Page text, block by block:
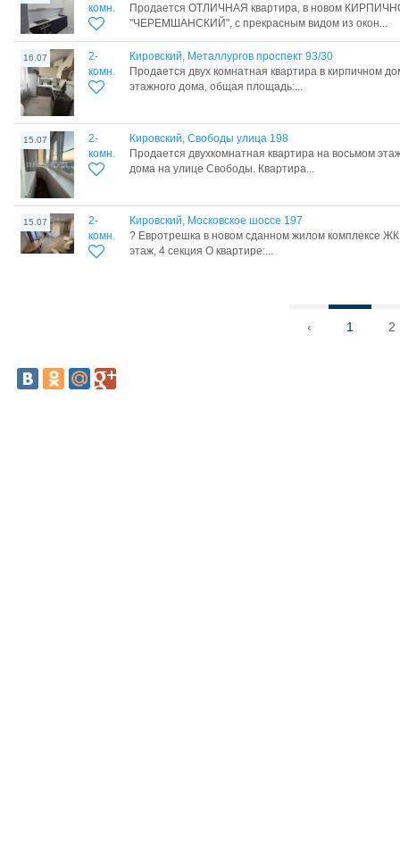
комн.
Продается ОТЛИЧНАЯ квартира, в новом
"ЧЕРЕМШАНСКИЙ", с прекрасным видом из окон...
16.07
2-
комн.
Кировский, Металлургов проспект 93/30
Продается двух комнатная квартира в кирпичном
этажного дома, общая площадь:...
15.07
2-
комн.
Кировский, Свободы улица 198
Продается двухкомнатная квартира на восьмом
дома на улице Свободы. Квартира...
15.07
2-
комн.
Кировский, Московское шоссе 197
? Евротрешка в новом сданном жилом комплексе
этaж, 4 секция O кваpтиpe:...
‹ 1 2